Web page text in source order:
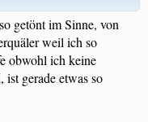
getönt im Sinne, von
weil ich so
obwohl ich keine
gerade etwas so